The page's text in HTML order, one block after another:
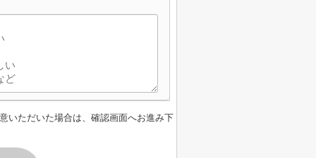
いただいた場合は、確認画面へお進み下